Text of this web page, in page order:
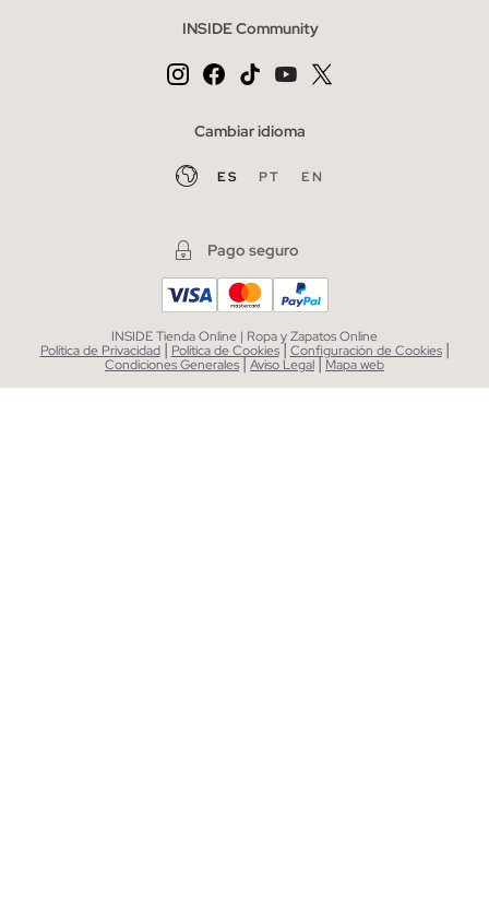
INSIDE Community
Cambiar idioma
ES PT EN
Pago seguro
INSIDE Tienda Online | Ropa y Zapatos Online
Política de Privacidad | Política de Cookies| Configuración de Cookies |
Condiciones Generales|Aviso Legal| Mapa web